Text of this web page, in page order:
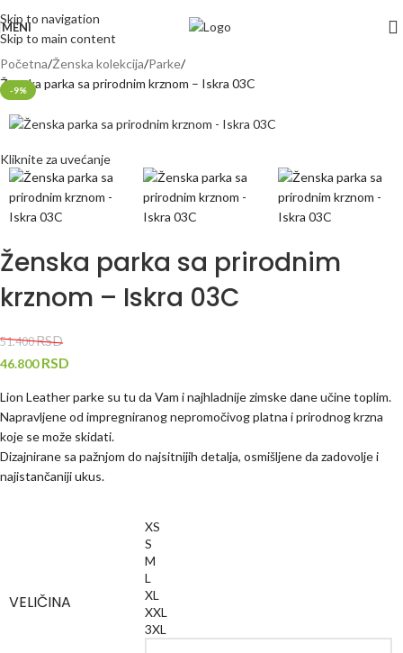
Skip to navigation
Skip to main content
MENI
Početna Ženska kolekcija Parke
Ženska parka sa prirodnim krznom – Iskra 03C
-9%
Kliknite za uvećanje
Ženska parka sa prirodnim
krznom – Iskra 03C
51.400RSD
46.800RSD
Lion Leather parke su tu da Vam i najhladnije zimske dane učine toplim.
Napravljene od impregniranog nepromočivog platna i prirodnog krzna
koje se može skidati.
Dizajnirane sa pažnjom do najsitnijih detalja, osmišljene da zadovolje i
najistančaniji ukus.
VELIČINA
XS
S
M
L
XL
XXL
3XL